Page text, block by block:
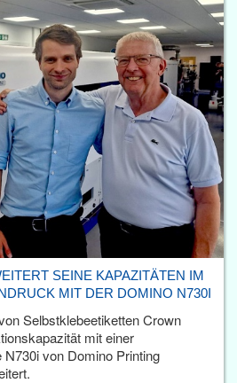
SEINE KAPAZITÄTEN IM
MIT DER DOMINO N730I
Selbstklebeetiketten Crown
mit einer
von Domino Printing